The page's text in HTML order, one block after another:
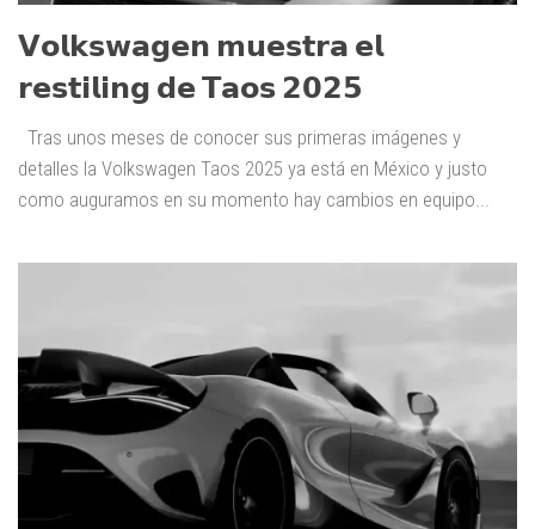
𝗩𝗼𝗹𝗸𝘀𝘄𝗮𝗴𝗲𝗻 𝗺𝘂𝗲𝘀𝘁𝗿𝗮 𝗲𝗹
𝗿𝗲𝘀𝘁𝗶𝗹𝗶𝗻𝗴 𝗱𝗲 𝗧𝗮𝗼𝘀 𝟮𝟬𝟮𝟱
Tras unos meses de conocer sus primeras imágenes y
detalles la Volkswagen Taos 2025 ya está en México y justo
como auguramos en su momento hay cambios en equipo...